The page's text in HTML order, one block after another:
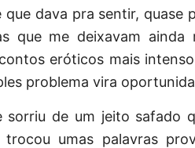
dava pra sentir, quase
que me deixavam ainda
eróticos mais
problema vira
sorriu de um jeito safado
trocou umas palavras